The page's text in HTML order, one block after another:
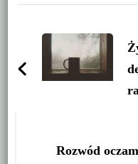
Navigation
Rozwód